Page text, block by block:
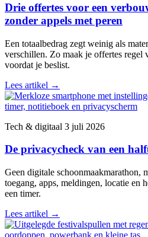
Drie offertes voor een
zonder appels met peren
Een totaalbedrag zegt weinig als
verschillen. Zo maak je offertes regel
voordat je beslist.
Lees artikel →
Tech & digitaal 3 juli 2026
De privacycheck van een
Geen digitale schoonmaakmarathon,
toegang, apps, meldingen, locatie en
een timer.
Lees artikel →